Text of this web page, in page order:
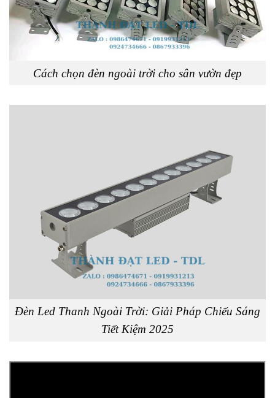
Cách chọn đèn ngoài trời cho sân vườn đẹp
Đèn Led Thanh Ngoài Trời: Giải Pháp Chiếu Sáng
Tiết Kiệm 2025